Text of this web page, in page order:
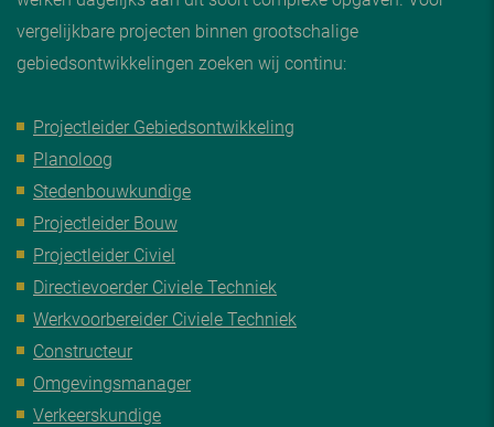
vergelijkbare projecten binnen grootschalige
gebiedsontwikkelingen zoeken wij continu:
Projectleider Gebiedsontwikkeling
Planoloog
Stedenbouwkundige
Projectleider Bouw
Projectleider Civiel
Directievoerder Civiele Techniek
Werkvoorbereider Civiele Techniek
Constructeur
Omgevingsmanager
Verkeerskundige